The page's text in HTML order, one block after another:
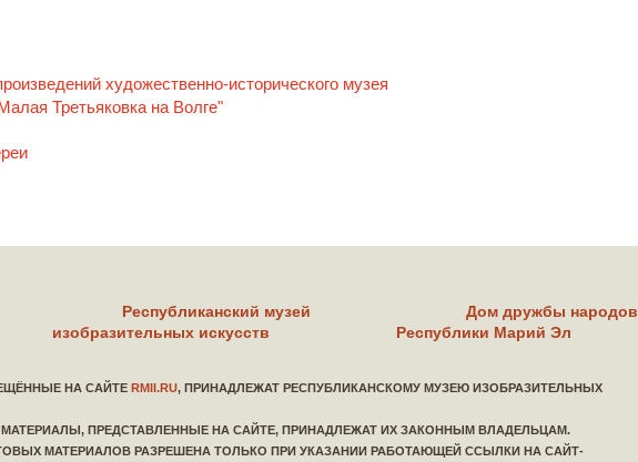
художественно-исторического музея
Третьяковка на Волге"
Республиканский музей
изобразительных искусств
Дом дружбы народов
Республики Марий Эл
НА САЙТЕ RMII.RU, ПРИНАДЛЕЖАТ РЕСПУБЛИКАНСКОМУ МУЗЕЮ ИЗОБРАЗИТЕЛЬНЫХ
ПРЕДСТАВЛЕННЫЕ НА САЙТЕ, ПРИНАДЛЕЖАТ ИХ ЗАКОННЫМ ВЛАДЕЛЬЦАМ.
МАТЕРИАЛОВ РАЗРЕШЕНА ТОЛЬКО ПРИ УКАЗАНИИ РАБОТАЮЩЕЙ ССЫЛКИ НА САЙТ-